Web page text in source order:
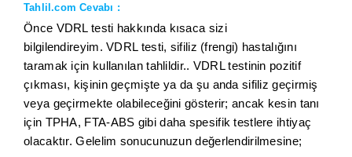
Tahlil.com Cevabı :
Önce VDRL testi hakkında kısaca sizi
bilgilendireyim. VDRL testi, sifiliz (frengi) hastalığını
taramak için kullanılan tahlildir.. VDRL testinin pozitif
çıkması, kişinin geçmişte ya da şu anda sifiliz geçirmiş
veya geçirmekte olabileceğini gösterir; ancak kesin tanı
için TPHA, FTA-ABS gibi daha spesifik testlere ihtiyaç
olacaktır. Gelelim sonucunuzun değerlendirilmesine;